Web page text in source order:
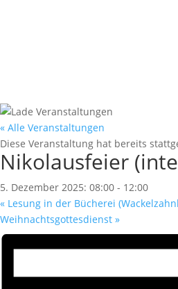
« Alle Veranstaltungen
Diese Veranstaltung hat bereits
Nikolausfeier
5. Dezember 2025: 08:00 - 12:00
« Lesung in der Bücherei
Weihnachtsgottesdienst »